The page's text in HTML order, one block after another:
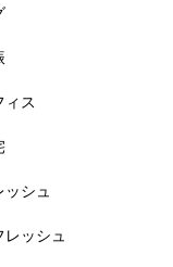
ィス
ッシュ
レッシュ